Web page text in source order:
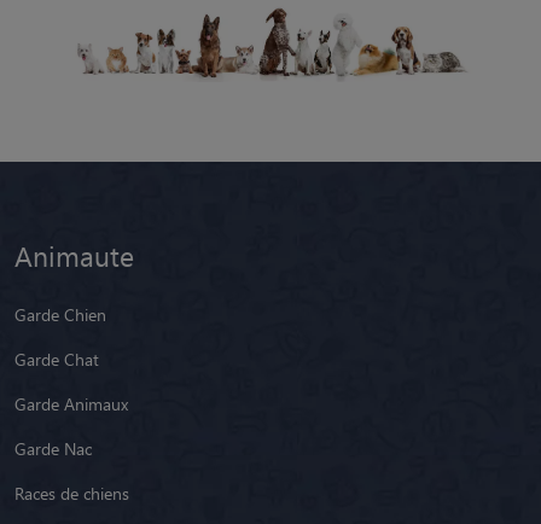
Animaute
Garde Chien
Garde Chat
Garde Animaux
Garde Nac
Races de chiens